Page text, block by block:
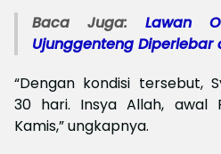
Baca Juga: Lawan
Ujunggenteng
“Dengan kondisi tersebut,
30 hari. Insya Allah, awal
Kamis,” ungkapnya.